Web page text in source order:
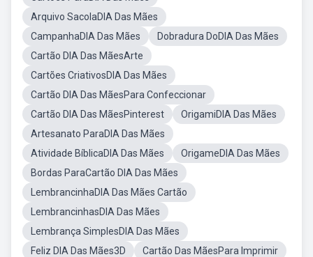
Arquivo SacolaDIA Das Mães
CampanhaDIA Das Mães
Dobradura DoDIA Das Mães
Cartão DIA Das MãesArte
Cartões CriativosDIA Das Mães
Cartão DIA Das MãesPara Confeccionar
Cartão DIA Das MãesPinterest
OrigamiDIA Das Mães
Artesanato ParaDIA Das Mães
Atividade BíblicaDIA Das Mães
OrigameDIA Das Mães
Bordas ParaCartão DIA Das Mães
LembrancinhaDIA Das Mães Cartão
LembrancinhasDIA Das Mães
Lembrança SimplesDIA Das Mães
Feliz DIA Das Mães3D
Cartão Das MãesPara Imprimir